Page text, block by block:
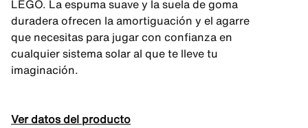
LEGO. La espuma suave y la suela de goma
duradera ofrecen la amortiguación y el agarre
que necesitas para jugar con confianza en
cualquier sistema solar al que te lleve tu
imaginación.
Ver datos del producto